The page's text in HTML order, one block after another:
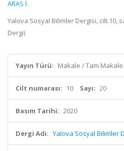
ARAS İ.
Yalova Sosyal Bilimler Dergisi, cilt.10,
Dergi)
Yayın Türü: Makale / Tam Makale
Cilt numarası: 10 Sayı: 20
Basım Tarihi: 2020
Dergi Adı: Yalova Sosyal Bilimler